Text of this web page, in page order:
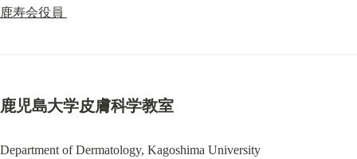
鹿寿会役員
鹿児島大学皮膚科学教室
Department of Dermatology, Kagoshima University